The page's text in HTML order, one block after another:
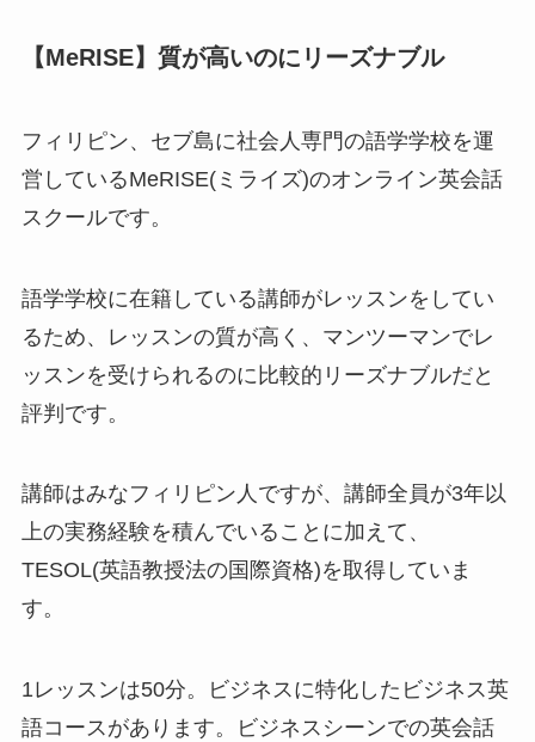
【MeRISE】質が高いのにリーズナブル
フィリピン、セブ島に社会人専門の語学学校を運
営しているMeRISE(ミライズ)のオンライン英会話
スクールです。
語学学校に在籍している講師がレッスンをしてい
るため、レッスンの質が高く、マンツーマンでレ
ッスンを受けられるのに比較的リーズナブルだと
評判です。
講師はみなフィリピン人ですが、 講師全員が3年以
上の実務経験を積んでいる ことに加えて、
TESOL(英語教授法の国際資格)を取得していま
す。
1レッスンは50分。ビジネスに特化したビジネス英
語コースがあります。ビジネスシーンでの英会話